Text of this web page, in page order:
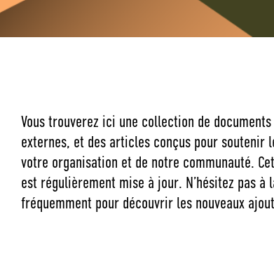
Vous trouverez ici une collection de
externes, et des articles conçus pour soutenir
votre organisation et de notre communauté.
est régulièrement mise à jour. N’hésitez pas à
fréquemment pour découvrir les nouveaux